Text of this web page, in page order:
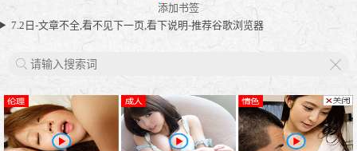
添加书签
7.2日-文章不全,看不见下一页,看下说明-推荐谷歌浏览器